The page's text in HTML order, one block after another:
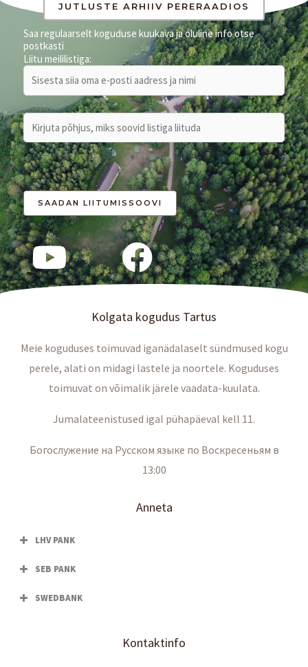
h
JUTLUSTE ARHIIV PERERAADIOS
Saa regulaarselt koguduse kuukava ja oluline info otse
postkasti
Liitu meililistiga:
Kolgata kogudus Tartus
Meie koguduses toimuvad iganädalaselt sündmused kogu
perele, alati on midagi lastele ja noortele. Koguduses
toimuvat on võimalik järele vaadata-kuulata.
Jumalateenistused igal pühapäeval kell 11.
Богослужение на Русском языке по Воскресеньям в
13:00
Anneta
LHV PANK
SEB PANK
SWEDBANK
Kontaktinfo